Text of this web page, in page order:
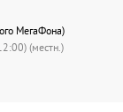
МегаФона)
(местн.)